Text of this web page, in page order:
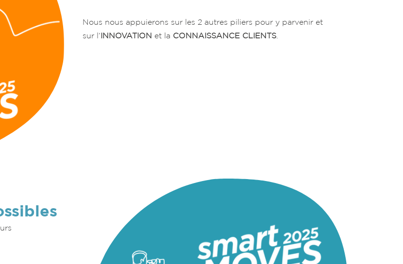
Nous nous appuierons sur les 2 autres piliers pour y parvenir et
sur l’INNOVATION et la CONNAISSANCE CLIENTS.